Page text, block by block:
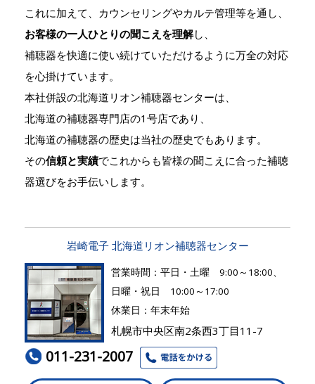
これに加えて、カウンセリングやカルテ管理等を通し、
お客様の一人ひとりの聞こえを理解し、
補聴器を快適に使い続けていただけるように万全の対応
を心掛けています。
本社併設の北海道リオン補聴器センターは、
北海道の補聴器専門店の1号店であり、
北海道の補聴器の歴史は当社の歴史でもあります。
その信頼と実績でこれからも皆様の聞こえに合った補聴
器選びをお手伝いします。
岩崎電子 北海道リオン補聴器センター
営業時間：平日・土曜 9:00～18:00、
日曜・祝日 10:00～17:00
休業日：年末年始
札幌市中央区南2条西3丁目11-7
011-231-2007